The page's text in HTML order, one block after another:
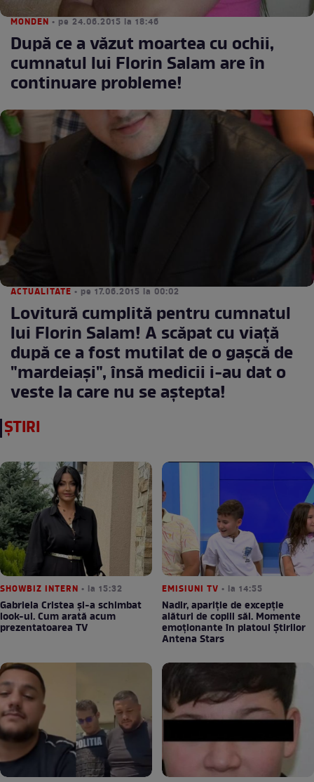
MONDEN • pe 24.06.2015 la 18:46
După ce a văzut moartea cu ochii,
cumnatul lui Florin Salam are în
continuare probleme!
ACTUALITATE • pe 17.06.2015 la 00:02
Lovitură cumplită pentru cumnatul
lui Florin Salam! A scăpat cu viaţă
după ce a fost mutilat de o gaşcă de
"mardeiaşi", însă medicii i-au dat o
veste la care nu se aştepta!
ȘTIRI
SHOWBIZ INTERN • la 15:32
Gabriela Cristea și-a schimbat
look-ul. Cum arată acum
prezentatoarea TV
EMISIUNI TV • la 14:55
Nadir, apariție de excepție
alături de copiii săi. Momente
emoționante în platoul Știrilor
Antena Stars